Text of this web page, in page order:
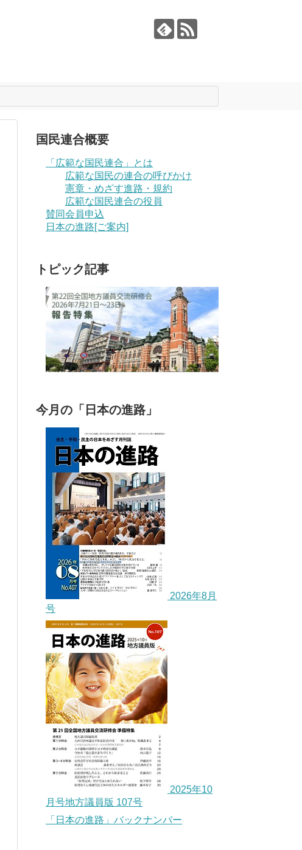
国民連合概要
「広範な国民連合」とは
広範な国民の連合の呼びかけ
憲章・めざす進路・規約
広範な国民連合の役員
賛同会員申込
日本の進路[ご案内]
トピック記事
今月の「日本の進路」
2026年8月
号
2025年10
月号地方議員版 107号
「日本の進路」バックナンバー